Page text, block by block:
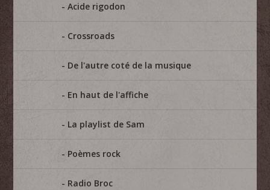
Acide rigodon
Crossroads
De l'autre coté de la musique
En haut de l'affiche
La playlist de Sam
Poèmes rock
Radio Broc